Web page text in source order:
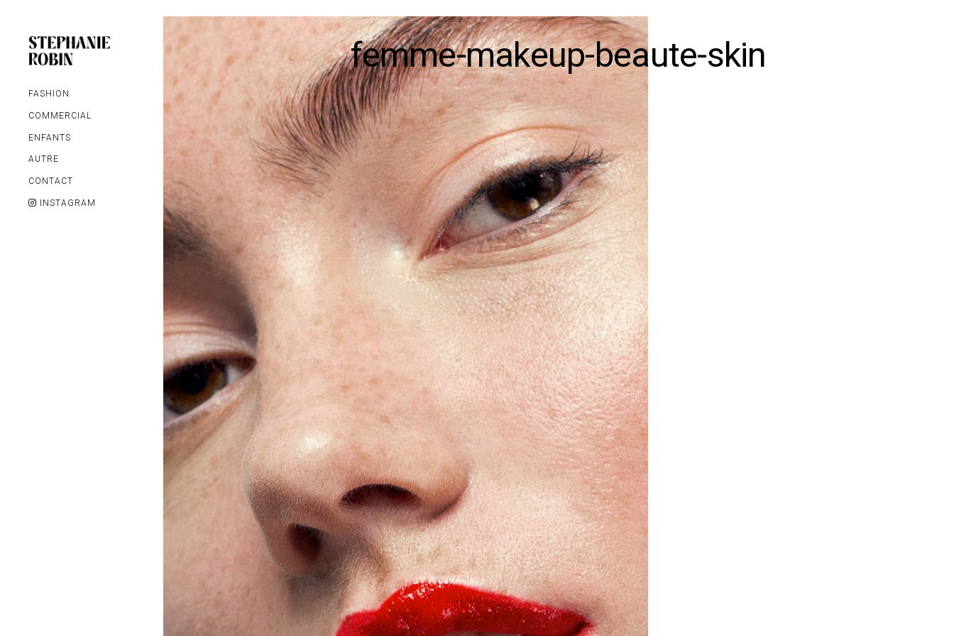
FASHION
COMMERCIAL
ENFANTS
AUTRE
MARIAGE / FAMILLE /
CONTACT
INSTAGRAM
femme-makeup-beaute-skin